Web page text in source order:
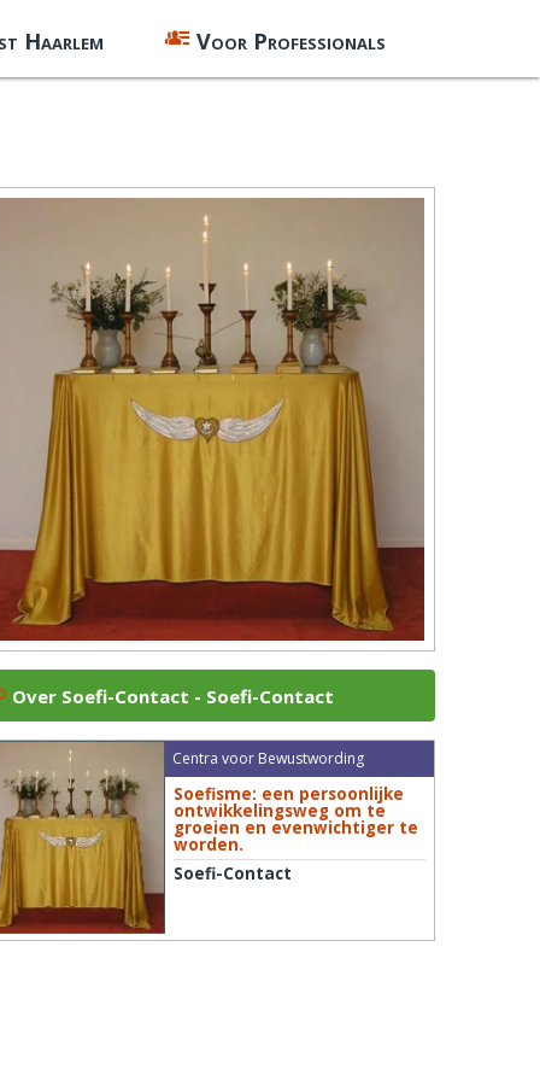
Haarlem Voor Professionals
Over Soefi-Contact - Soefi-Contact
Centra voor Bewustwording
Soefisme: een persoonlijke
ontwikkelingsweg om te
groeien en evenwichtiger te
worden.
Soefi-Contact